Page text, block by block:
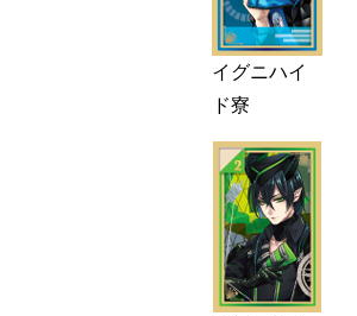
イグニハイ
ド寮